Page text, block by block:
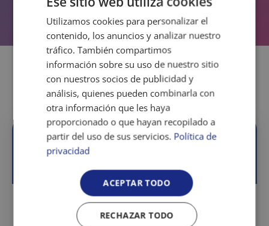
¿Cómo funciona?
Sesiones individuales de45–60
minutos
Utilizamos cookies para personalizar el
contenido, los anuncios y analizar nuestro
tráfico. También compartimos
información sobre su uso de nuestro sitio
con nuestros socios de publicidad y
análisis, quienes pueden combinarla con
otra información que les haya
proporcionado o que hayan recopilado a
partir del uso de sus servicios. Política de
privacidad
ACEPTAR TODO
RECHAZAR TODO